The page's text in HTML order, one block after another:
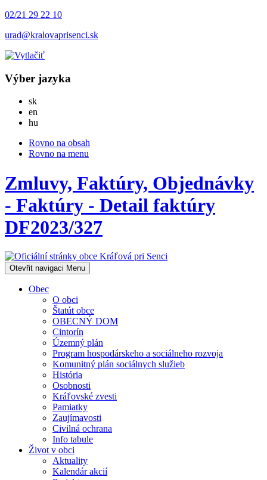
02/21 29 22 10
urad@kralovaprisenci.sk
Výber jazyka
skSlovensky
en
hu
Rovno na obsah
Rovno na menu
Zmluvy, Faktúry, Objednávky
- Faktúry - Detail faktúry
DF2023/327
Otevřit navigaci Menu
Obec
O obci
Štatút obce
OBECNÝ DOM
Cintorín
Územný plán
Program hospodárskeho a sociálneho rozvoja
Komunitný plán sociálnych služieb
História
Osobnosti
Kráľovské zvesti
Pamiatky
Zaujímavosti
Civilná ochrana
Info tabule
Život v obci
Aktuality
Kalendár akcií